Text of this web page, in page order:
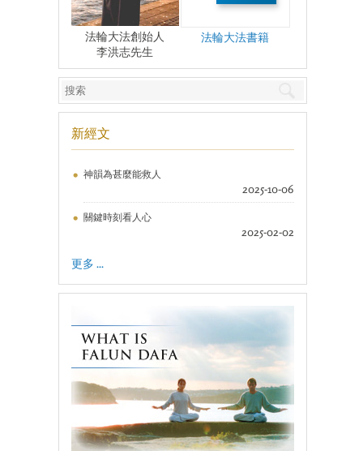
法輪大法創始人
李洪志先生
法輪大法書籍
新經文
神韻為甚麼能救人
2025-10-06
關鍵時刻看人心
2025-02-02
更多 ...